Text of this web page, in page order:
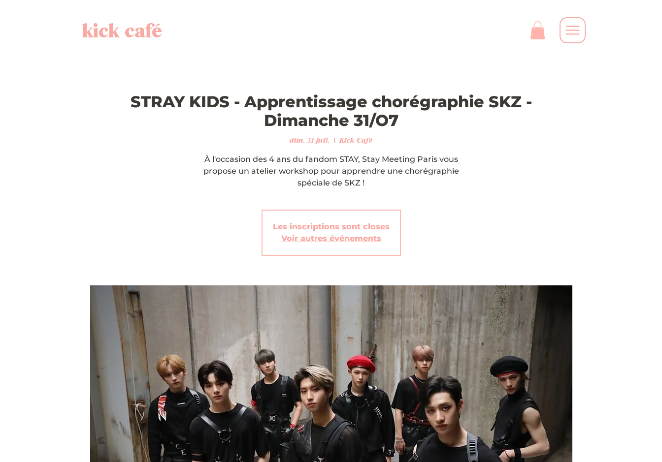
kick café
STRAY KIDS - Apprentissage chorégraphie SKZ -
Dimanche 31/O7
dim. 31 juil.
  |
Kick Café
À l'occasion des 4 ans du fandom STAY, Stay Meeting Paris vous
propose un atelier workshop pour apprendre une chorégraphie
spéciale de SKZ !
Les inscriptions sont closes
Voir autres événements